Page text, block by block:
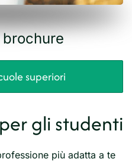
superiori
gli studenti
più adatta a te